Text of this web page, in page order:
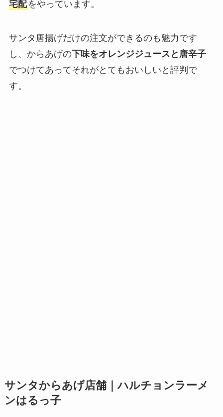
宅配をやっています。
サンタ唐揚げだけの注文ができるのも魅力です
し、からあげの下味をオレンジジュースと唐辛子
でつけてあってそれがとてもおいしいと評判で
す。
サンタからあげ店舗｜ハルチョンラーメ
ンはるっ子